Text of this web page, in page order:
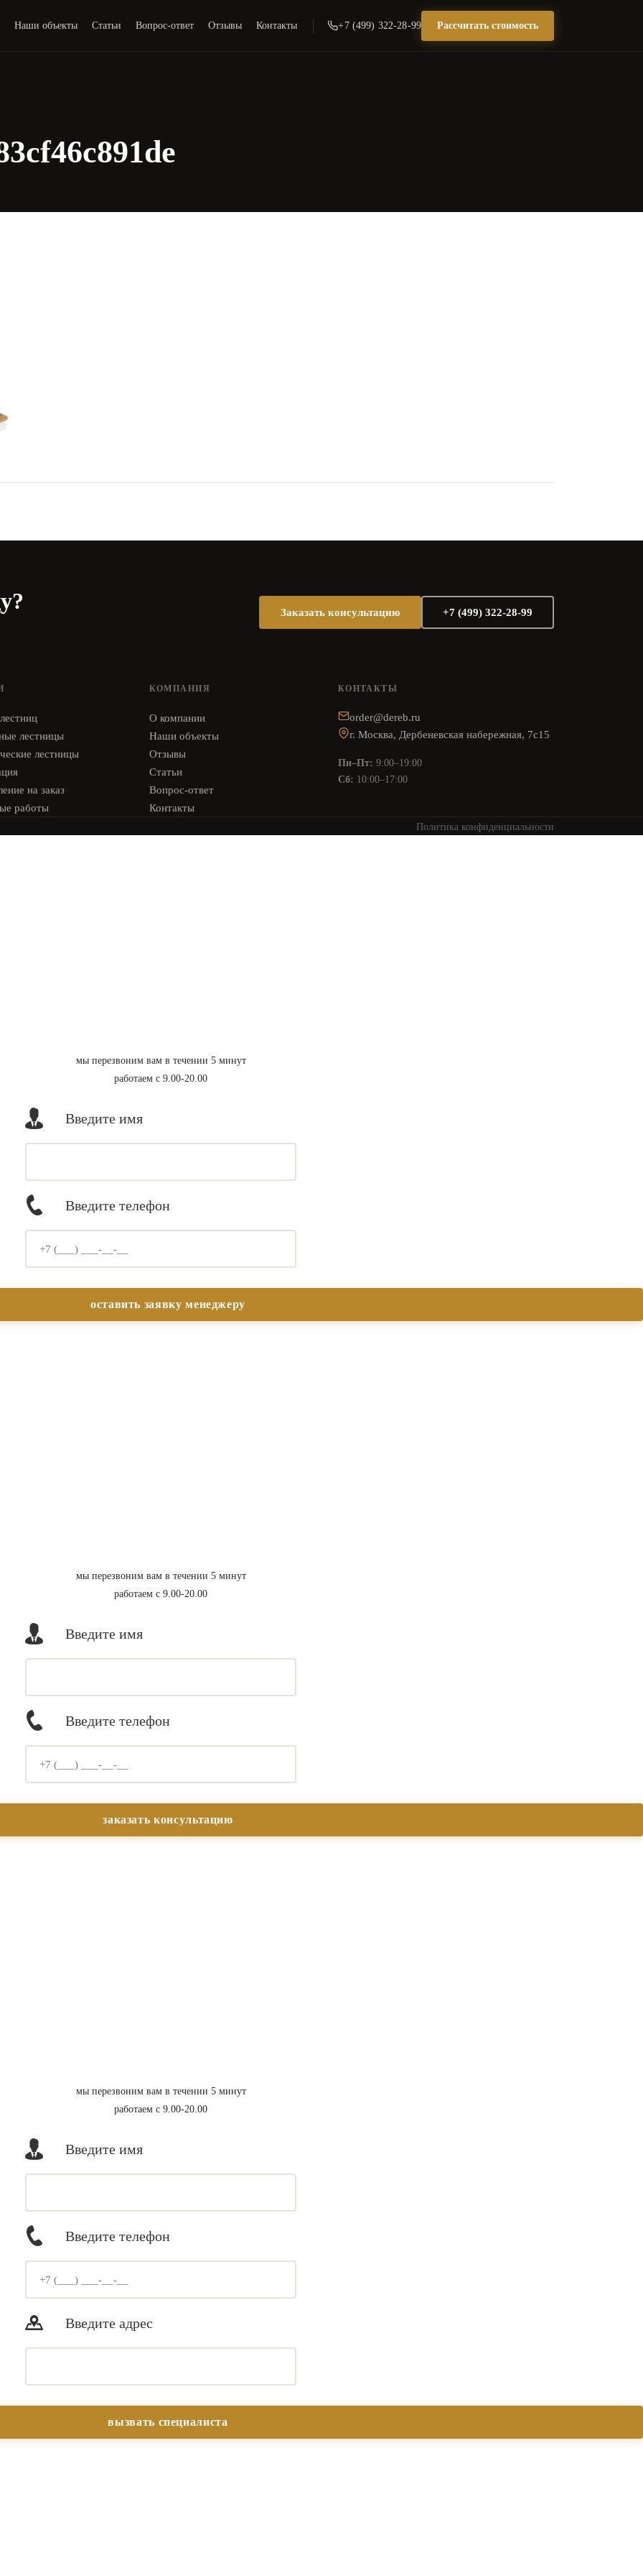
Наши объекты Статьи Вопрос-ответ Отзывы Контакты +7 (499) 322-28-99 Рассчитать стоимость
Заказать консультацию +7 (499) 322-28-99
лестницы
лестницы
на заказ
работы
КОМПАНИЯ
О компании
Наши объекты
Отзывы
Статьи
Вопрос-ответ
Контакты
КОНТАКТЫ
order@dereb.ru
г. Москва, Дербеневская набережная, 7с15
Пн–Пт: 9:00–19:00
Сб: 10:00–17:00
Политика конфиденциальности
мы перезвоним вам в течении 5 минут
работаем с 9.00-20.00
Введите имя
Введите телефон
мы перезвоним вам в течении 5 минут
работаем с 9.00-20.00
Введите имя
Введите телефон
мы перезвоним вам в течении 5 минут
работаем с 9.00-20.00
Введите имя
Введите телефон
Введите адрес